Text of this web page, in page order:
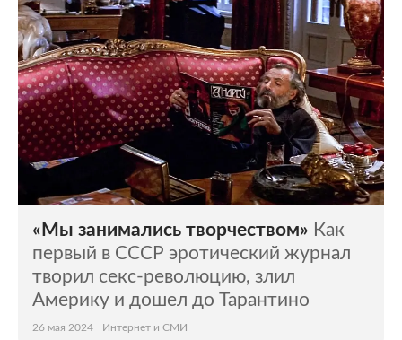
Наука и техника Спорт
Культура Интернет и СМИ
Ценности Путешествия
Из жизни Среда обитания
Забота о себе Авто
«Мы занимались творчеством» Как
первый в СССР эротический журнал
творил секс-революцию, злил
Америку и дошел до Тарантино
26 мая 2024 Интернет и СМИ